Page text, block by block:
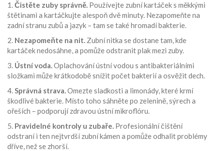
1.Čistěte zuby správně. Používejte zubní kartáček s měkkými
štětinami a kartáčkujte alespoň dvě minuty. Nezapomeňte na
zadní stranu zubů a jazyk – tam se také hromadí bakterie.
2. Nezapomeňte na nit. Zubní nitka se dostane tam, kde
kartáček nedosáhne, a pomůže odstranit plak mezi zuby.
3. Ústní voda.Oplachování ústní vodou s antibakteriálními
složkami může krátkodobě snížit počet bakterií a osvěžit dech.
4.Správná strava.Omezte sladkosti a limonády, které krmí
škodlivé bakterie. Místo toho sáhněte po zelenině, sýrech a
ořeších – podporují zdravou ústní mikroflóru.
5. Pravidelné kontroly u zubaře. Profesionální čištění
odstraní i ten nejtvrdší zubní kámen a pomůže odhalit problémy
dříve, než se zhorší.